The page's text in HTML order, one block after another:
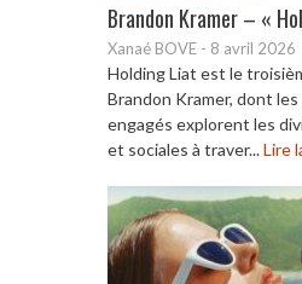
Brandon Kramer – «
Xanaé BOVE - 8 avril 2026
Holding Liat est le
Brandon Kramer, dont
engagés explorent les
et sociales à traver...Lire